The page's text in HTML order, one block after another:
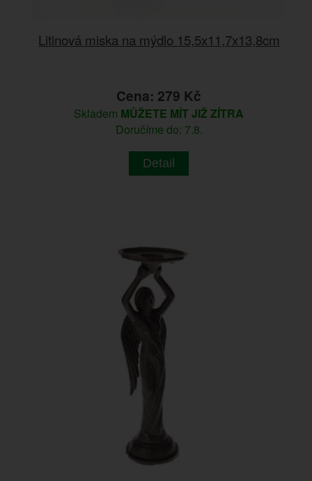
Litinová miska na mýdlo 15,5x11,7x13,8cm
Cena: 279 Kč
Skladem MŮŽETE MÍT JIŽ ZÍTRA
Doručíme do: 7.8.
Detail